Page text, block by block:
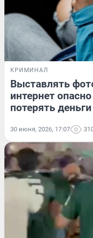
КРИМИНАЛ
Выставлять
интернет
потерять деньги
30 июня, 2026, 17:07